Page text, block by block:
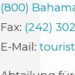
(800)
Fax: (242)
E-Mail: